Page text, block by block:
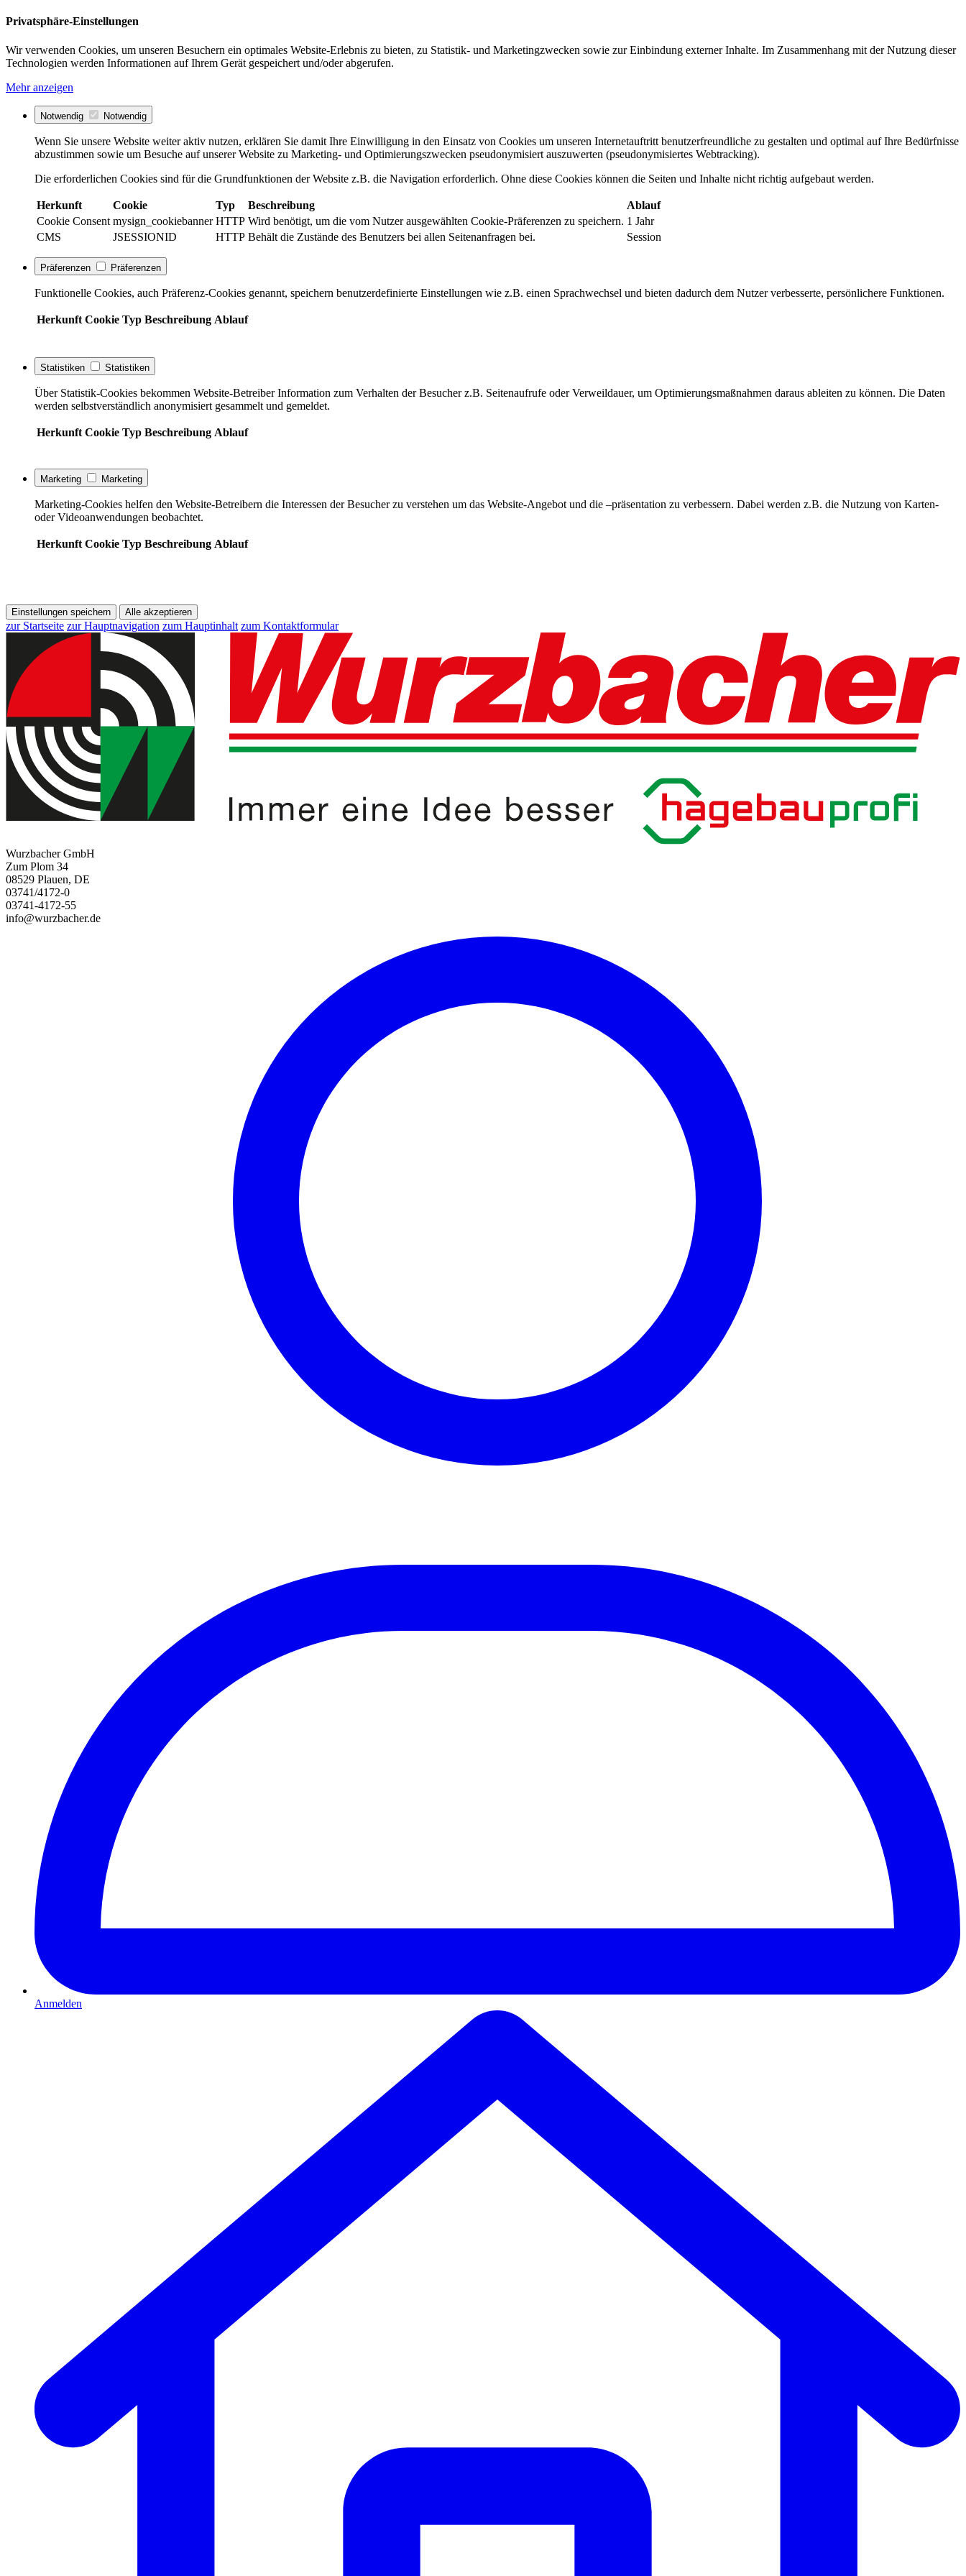
Privatsphäre-Einstellungen
Wir verwenden Cookies, um unseren Besuchern ein optimales Website-Erlebnis zu bieten, zu Statistik- und Marketingzwecken sowie zur Einbindung externer Inhalte. Im Zusammenhang mit der Nutzung dieser
Technologien werden Informationen auf Ihrem Gerät gespeichert und/oder abgerufen.
Mehr anzeigen
Notwendig Notwendig
Wenn Sie unsere Website weiter aktiv nutzen, erklären Sie damit Ihre Einwilligung in den Einsatz von Cookies um unseren Internetauftritt benutzerfreundliche zu gestalten und optimal auf Ihre Bedürfnisse
abzustimmen sowie um Besuche auf unserer Website zu Marketing- und Optimierungszwecken pseudonymisiert auszuwerten (pseudonymisiertes Webtracking).
Die erforderlichen Cookies sind für die Grundfunktionen der Website z.B. die Navigation erforderlich. Ohne diese Cookies können die Seiten und Inhalte nicht richtig aufgebaut werden.
Herkunft Cookie Typ Beschreibung
Ablauf
Cookie Consent mysign_cookiebanner HTTP Wird benötigt, um die vom Nutzer ausgewählten Cookie-Präferenzen zu speichern. 1 Jahr
CMS
JSESSIONID HTTP Behält die Zustände des Benutzers bei allen Seitenanfragen bei. Session
Präferenzen Präferenzen
Funktionelle Cookies, auch Präferenz-Cookies genannt, speichern benutzerdefinierte Einstellungen wie z.B. einen Sprachwechsel und bieten dadurch dem Nutzer verbesserte, persönlichere Funktionen.
Herkunft Cookie Typ Beschreibung Ablauf
Statistiken Statistiken
Über Statistik-Cookies bekommen Website-Betreiber Information zum Verhalten der Besucher z.B. Seitenaufrufe oder Verweildauer, um Optimierungsmaßnahmen daraus ableiten zu können. Die Daten
werden selbstverständlich anonymisiert gesammelt und gemeldet.
Herkunft Cookie Typ Beschreibung Ablauf
Marketing Marketing
Marketing-Cookies helfen den Website-Betreibern die Interessen der Besucher zu verstehen um das Website-Angebot und die –präsentation zu verbessern. Dabei werden z.B. die Nutzung von Karten-
oder Videoanwendungen beobachtet.
Herkunft Cookie Typ Beschreibung Ablauf
Einstellungen speichern Alle akzeptieren
zur Startseite zur Hauptnavigation zum Hauptinhalt zum Kontaktformular
Wurzbacher GmbH
Zum Plom 34
08529 Plauen, DE
03741/4172-0
03741-4172-55
info@wurzbacher.de
Anmelden